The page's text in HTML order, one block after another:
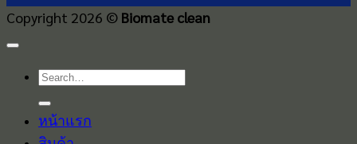
Copyright 2026 © Biomate clean
Search
for:
หน้าแรก